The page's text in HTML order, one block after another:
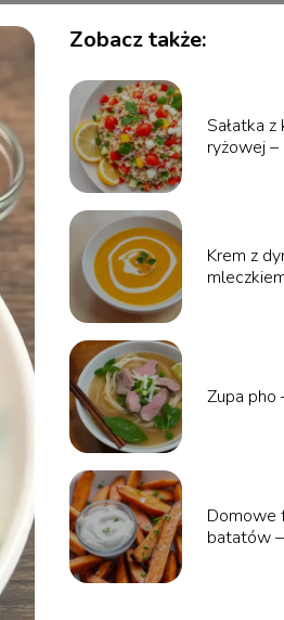
Zobacz także:
Sałatka
ryżowej –
Krem z
Zupa pho
Domowe
batatów